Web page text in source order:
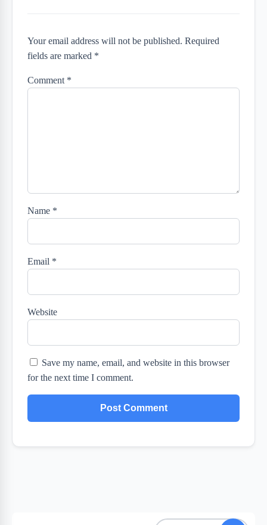
Your email address will not be published. Required
fields are marked *
Comment *
Name *
Email *
Website
Save my name, email, and website in this browser
for the next time I comment.